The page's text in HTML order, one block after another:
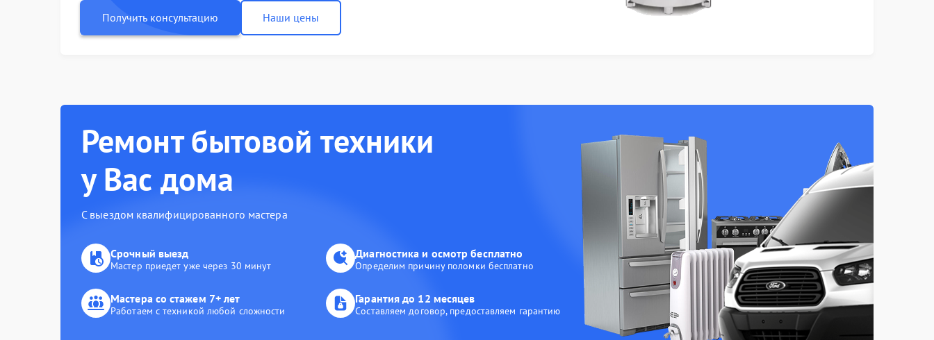
Получить консультацию Наши цены
Ремонт бытовой техники
у Вас дома
С выездом квалифицированного мастера
Срочный выезд
Мастер приедет уже через 30 минут
Диагностика и осмотр бесплатно
Определим причину поломки бесплатно
Мастера со стажем 7+ лет
Работаем с техникой любой сложности
Гарантия до 12 месяцев
Составляем договор, предоставляем гарантию